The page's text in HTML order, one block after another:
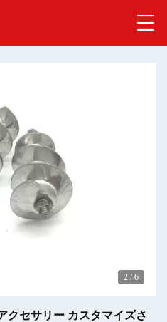
2 / 6
クセサリー カスタマイズさ